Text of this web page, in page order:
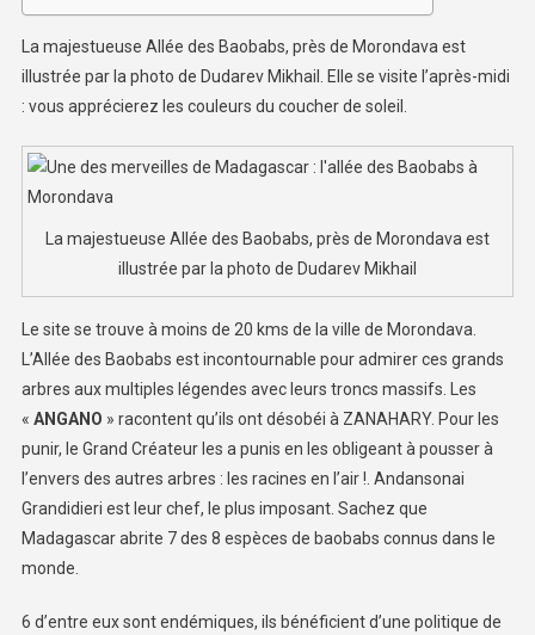
La majestueuse Allée des Baobabs, près de Morondava est
illustrée par la photo de Dudarev Mikhail. Elle se visite l’après-midi
: vous apprécierez les couleurs du coucher de soleil.
La majestueuse Allée des Baobabs, près de Morondava est
illustrée par la photo de Dudarev Mikhail
Le site se trouve à moins de 20 kms de la ville de Morondava.
L’Allée des Baobabs est incontournable pour admirer ces grands
arbres aux multiples légendes avec leurs troncs massifs. Les
« ANGANO » racontent qu’ils ont désobéi à ZANAHARY. Pour les
punir, le Grand Créateur les a punis en les obligeant à pousser à
l’envers des autres arbres : les racines en l’air !. Andansonai
Grandidieri est leur chef, le plus imposant. Sachez que
Madagascar abrite 7 des 8 espèces de baobabs connus dans le
monde.
6 d’entre eux sont endémiques, ils bénéficient d’une politique de